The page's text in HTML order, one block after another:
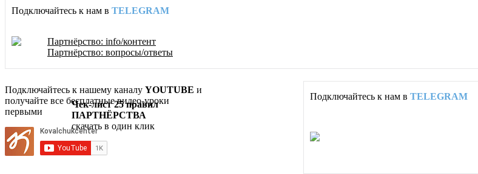
Подключайтесь к нам в TELEGRAM
Партнёрство: info/контент
Партнёрство: вопросы/ответы
Чек-лист 25 правил
ПАРТНЁРСТВА
скачать в один клик
Подключайтесь к нашему каналу YOUTUBE и
получайте все бесплатные видео-уроки
первыми
Подключайтесь к нам в TELEGRAM